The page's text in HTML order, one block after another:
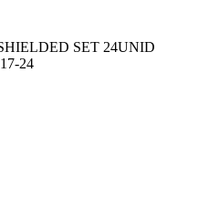
SET 24UNID
24